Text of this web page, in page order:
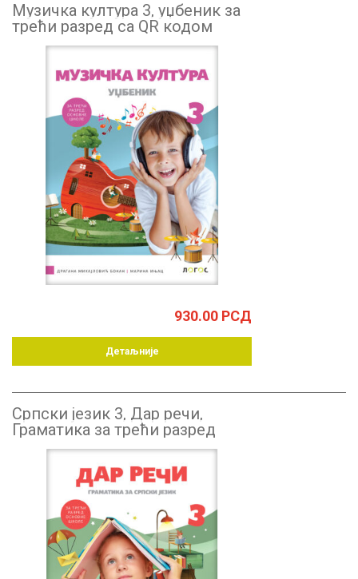
Музичка култура 3, уџбеник за
трећи разред са QR кодом
930.00 РСД
Детаљније
Српски језик 3, Дар речи,
Граматика за трећи разред